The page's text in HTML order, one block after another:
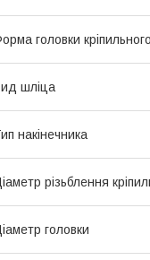
головки
шліца
накінечника
різьблення
головки